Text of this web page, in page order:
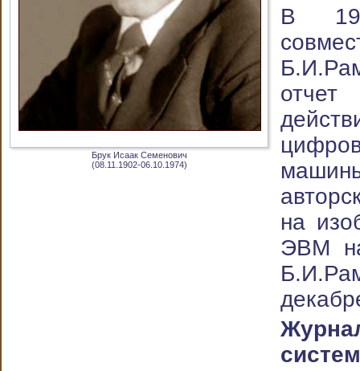
Брук Исаак Семенович
(08.11.1902-06.10.1974)
В
на
ЭВМ